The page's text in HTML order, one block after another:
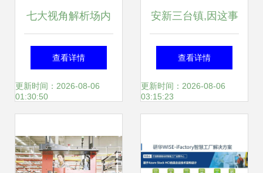
七大视角解析场内
物流运营,摆脱制造
企业的断链危机
查看详情
更新时间：2026-08-06
01:30:50
安新三台镇,因这事
4人被拘留
查看详情
更新时间：2026-08-06
03:15:23